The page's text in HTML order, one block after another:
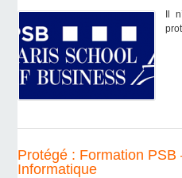
Il
Protégé : Formation
Informatique